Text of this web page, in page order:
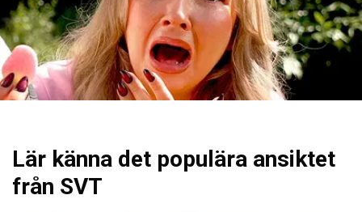
Lär känna det populära ansiktet
från SVT